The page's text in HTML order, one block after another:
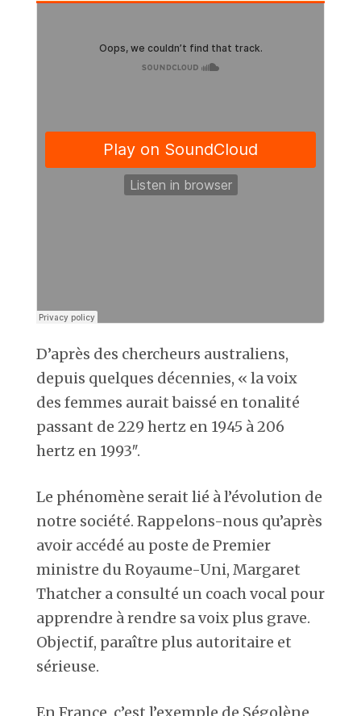
D’après des chercheurs australiens,
depuis quelques décennies, « la voix
des femmes aurait baissé en tonalité
passant de 229 hertz en 1945 à 206
hertz en 1993″.
Le phénomène serait lié à l’évolution de
notre société. Rappelons-nous qu’après
avoir accédé au poste de Premier
ministre du Royaume-Uni, Margaret
Thatcher a consulté un coach vocal pour
apprendre à rendre sa voix plus grave.
Objectif, paraître plus autoritaire et
sérieuse.